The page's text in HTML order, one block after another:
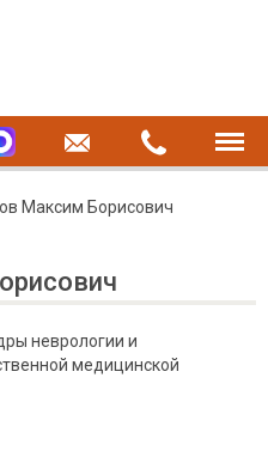
Максим Борисович
неврологии и
медицинской